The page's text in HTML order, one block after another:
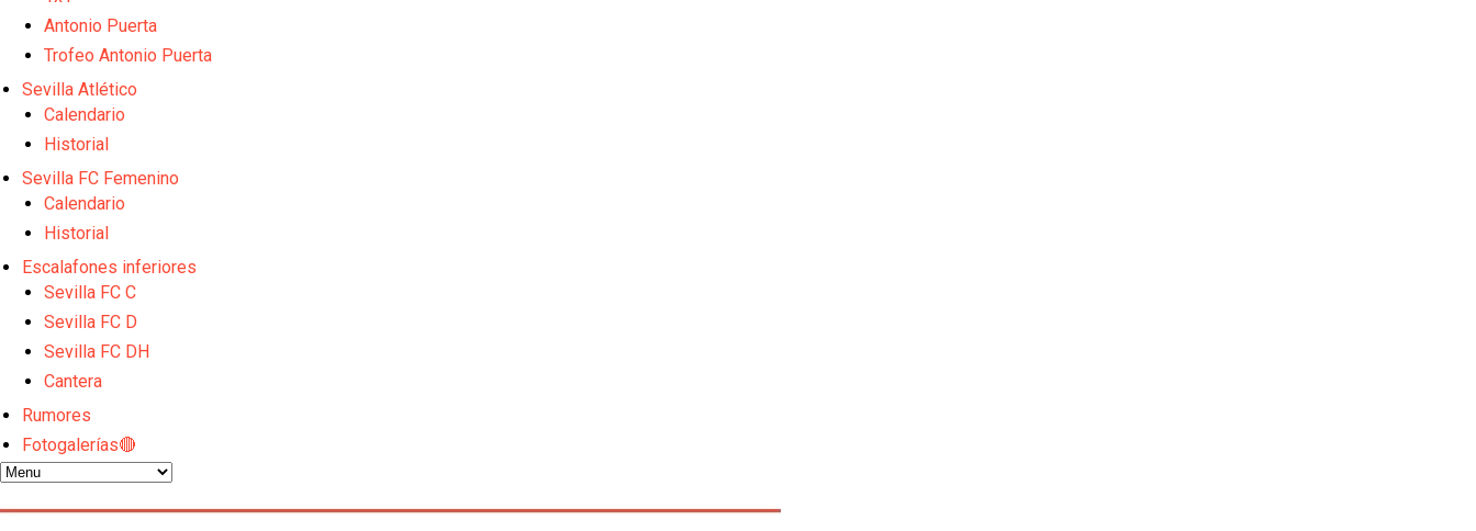
Oso es el siguiente en la lista para salir
Banquillos confirmados: así queda la cantera del Sevilla Femenino para la 2026/27
Previa | El Sevilla FC cierra la pretemporada con el exigente choque ante el Bayer Leverkusen
Antonio Puerta
Trofeo Antonio Puerta
Sevilla Atlético
Calendario
Historial
Sevilla FC Femenino
Calendario
Historial
Escalafones inferiores
Sevilla FC C
Sevilla FC D
Sevilla FC DH
Cantera
Rumores
Fotogalerías🔴